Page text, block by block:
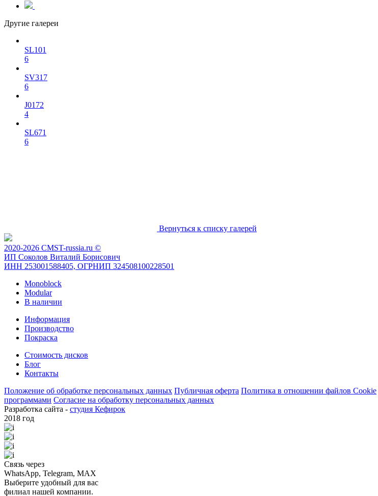
Другие галереи
SL101
6
SV317
6
J0172
4
SL671
6
Вернуться к списку галерей
2020-2026 CMST-russia.ru ©
ИП Соколов Виталий Борисович
ИНН 253001588405, ОГРНИП 324508100228501
Monoblock
Modular
В наличии
Информация
Производство
Покраска
Стоимость дисков
Блог
Контакты
Положение об обработке персональных данных Публичная оферта Политика в отношении файлов Cookie
программами Согласие на обработку персональных данных
Разработка сайта - студия Кефирок
2018 год
Связь через
WhatsApp, Telegram, MAX
Выберите удобный для вас
филиал нашей компании.